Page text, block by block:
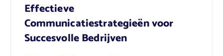
Effectieve
Communicatiestrategieën voor
Succesvolle Bedrijven